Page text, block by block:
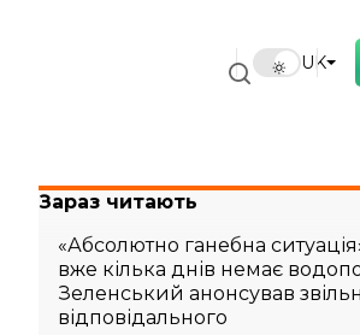
UK
Зараз читають
«Абсолютно ганебна
вже кілька днів немає
Зеленський анонсував
відповідального